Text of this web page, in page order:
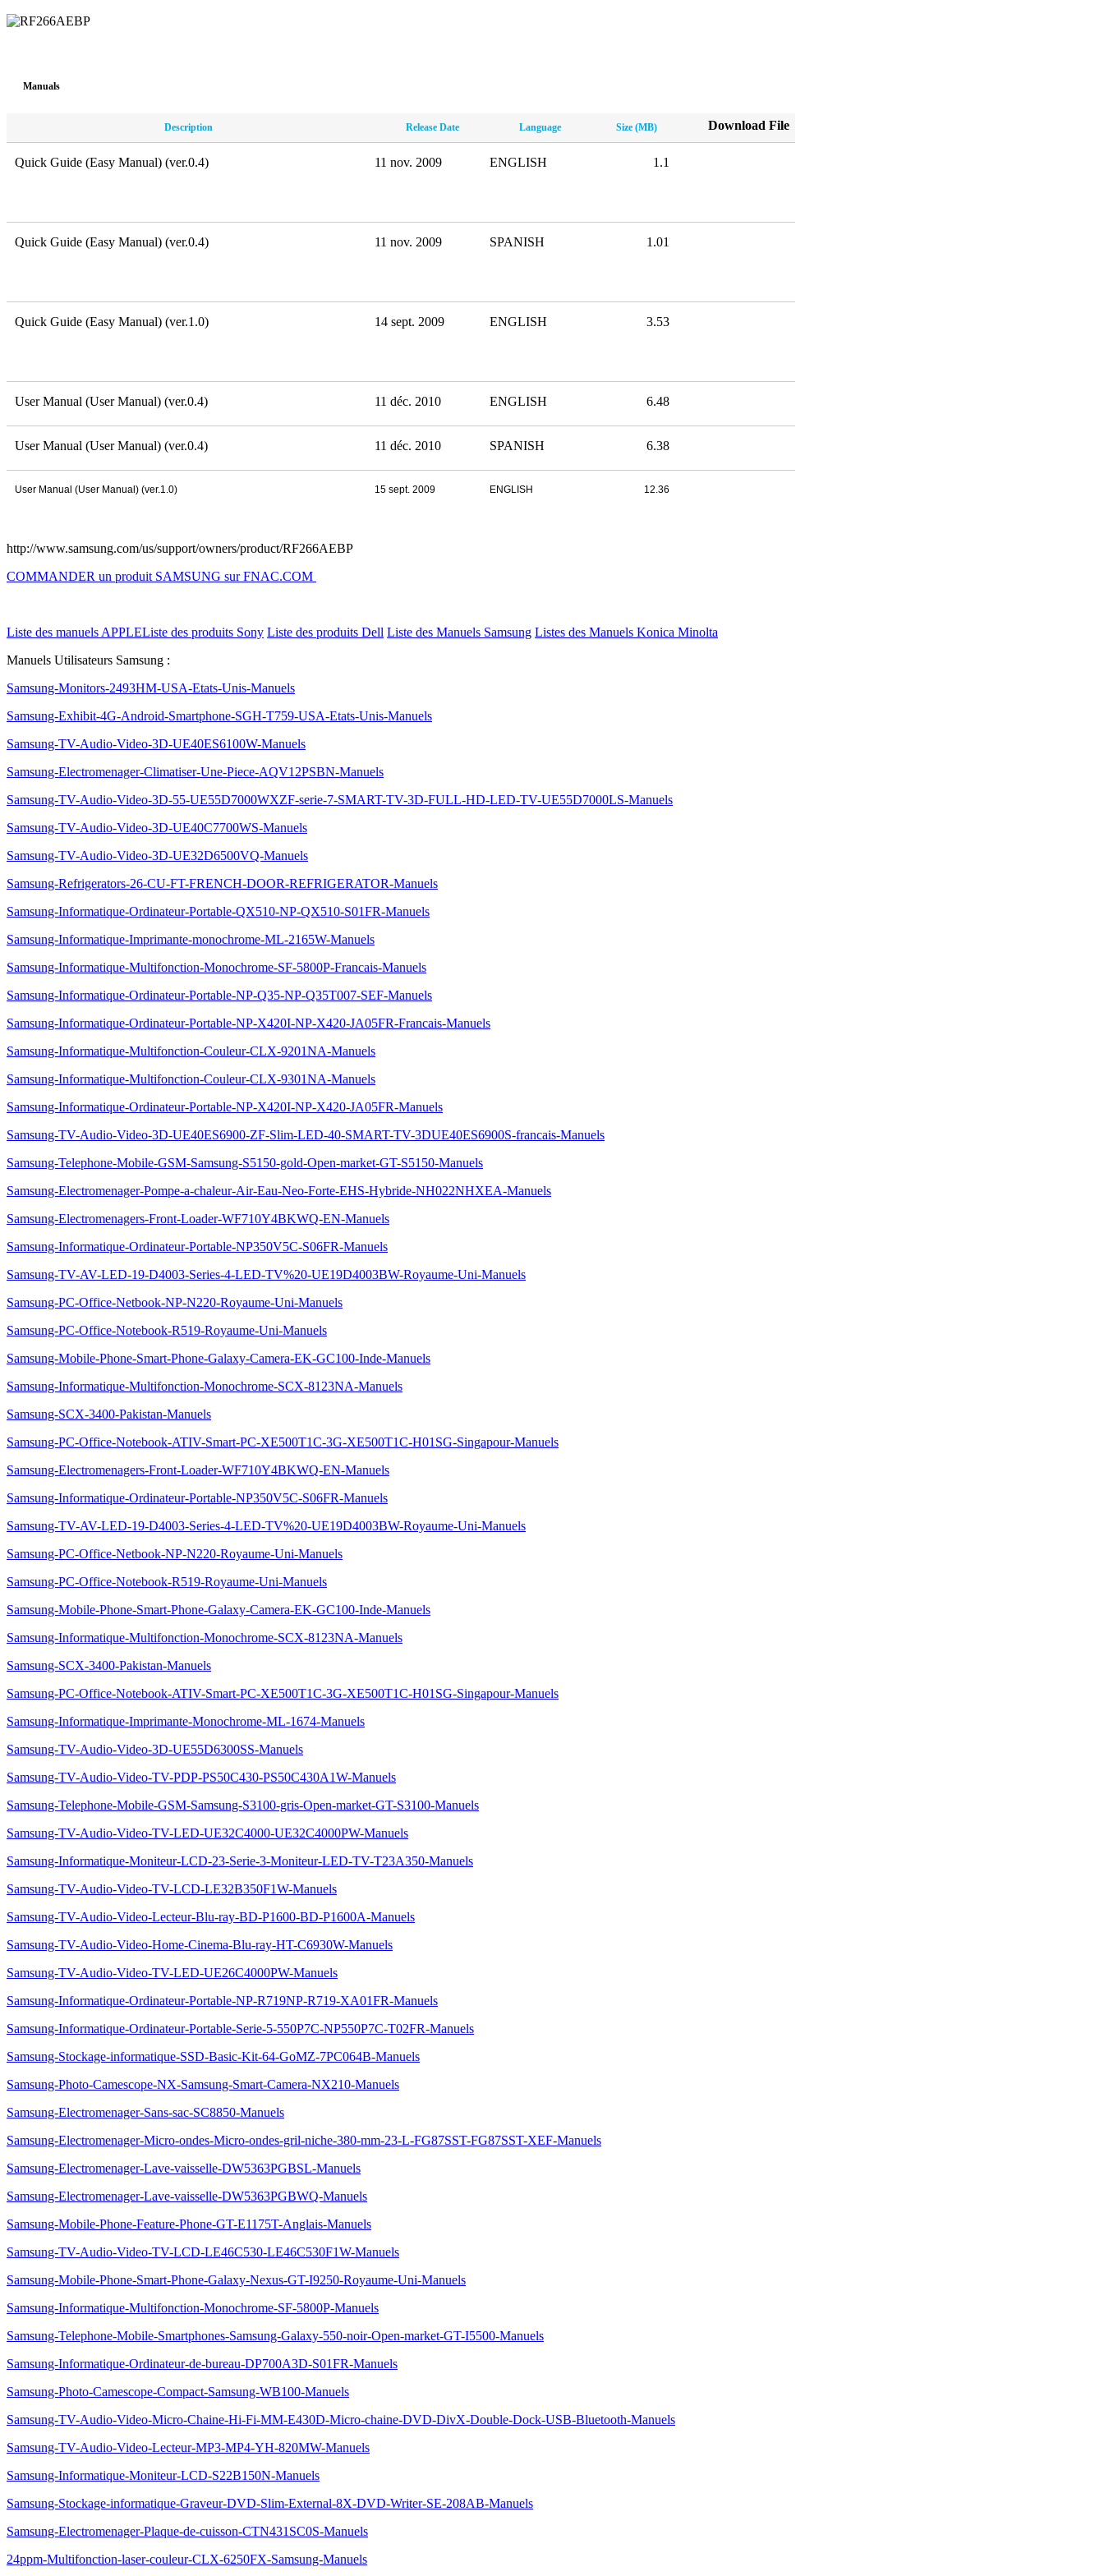
Manuals
Description Release Date Language Size (MB) Download File
Quick Guide (Easy Manual) (ver.0.4) 11 nov. 2009 ENGLISH 1.1
Quick Guide (Easy Manual) (ver.0.4) 11 nov. 2009 SPANISH 1.01
Quick Guide (Easy Manual) (ver.1.0) 14 sept. 2009 ENGLISH 3.53
User Manual (User Manual) (ver.0.4) 11 déc. 2010 ENGLISH 6.48
User Manual (User Manual) (ver.0.4) 11 déc. 2010 SPANISH 6.38
User Manual (User Manual) (ver.1.0) 15 sept. 2009 ENGLISH 12.36
http://www.samsung.com/us/support/owners/product/RF266AEBP
COMMANDER un produit SAMSUNG sur FNAC.COM
Liste des manuels APPLEListe des produits Sony Liste des produits Dell Liste des Manuels Samsung Listes des Manuels Konica Minolta
Manuels Utilisateurs Samsung :
Samsung-Monitors-2493HM-USA-Etats-Unis-Manuels
Samsung-Exhibit-4G-Android-Smartphone-SGH-T759-USA-Etats-Unis-Manuels
Samsung-TV-Audio-Video-3D-UE40ES6100W-Manuels
Samsung-Electromenager-Climatiser-Une-Piece-AQV12PSBN-Manuels
Samsung-TV-Audio-Video-3D-55-UE55D7000WXZF-serie-7-SMART-TV-3D-FULL-HD-LED-TV-UE55D7000LS-Manuels
Samsung-TV-Audio-Video-3D-UE40C7700WS-Manuels
Samsung-TV-Audio-Video-3D-UE32D6500VQ-Manuels
Samsung-Refrigerators-26-CU-FT-FRENCH-DOOR-REFRIGERATOR-Manuels
Samsung-Informatique-Ordinateur-Portable-QX510-NP-QX510-S01FR-Manuels
Samsung-Informatique-Imprimante-monochrome-ML-2165W-Manuels
Samsung-Informatique-Multifonction-Monochrome-SF-5800P-Francais-Manuels
Samsung-Informatique-Ordinateur-Portable-NP-Q35-NP-Q35T007-SEF-Manuels
Samsung-Informatique-Ordinateur-Portable-NP-X420I-NP-X420-JA05FR-Francais-Manuels
Samsung-Informatique-Multifonction-Couleur-CLX-9201NA-Manuels
Samsung-Informatique-Multifonction-Couleur-CLX-9301NA-Manuels
Samsung-Informatique-Ordinateur-Portable-NP-X420I-NP-X420-JA05FR-Manuels
Samsung-TV-Audio-Video-3D-UE40ES6900-ZF-Slim-LED-40-SMART-TV-3DUE40ES6900S-francais-Manuels
Samsung-Telephone-Mobile-GSM-Samsung-S5150-gold-Open-market-GT-S5150-Manuels
Samsung-Electromenager-Pompe-a-chaleur-Air-Eau-Neo-Forte-EHS-Hybride-NH022NHXEA-Manuels
Samsung-Electromenagers-Front-Loader-WF710Y4BKWQ-EN-Manuels
Samsung-Informatique-Ordinateur-Portable-NP350V5C-S06FR-Manuels
Samsung-TV-AV-LED-19-D4003-Series-4-LED-TV%20-UE19D4003BW-Royaume-Uni-Manuels
Samsung-PC-Office-Netbook-NP-N220-Royaume-Uni-Manuels
Samsung-PC-Office-Notebook-R519-Royaume-Uni-Manuels
Samsung-Mobile-Phone-Smart-Phone-Galaxy-Camera-EK-GC100-Inde-Manuels
Samsung-Informatique-Multifonction-Monochrome-SCX-8123NA-Manuels
Samsung-SCX-3400-Pakistan-Manuels
Samsung-PC-Office-Notebook-ATIV-Smart-PC-XE500T1C-3G-XE500T1C-H01SG-Singapour-Manuels
Samsung-Electromenagers-Front-Loader-WF710Y4BKWQ-EN-Manuels
Samsung-Informatique-Ordinateur-Portable-NP350V5C-S06FR-Manuels
Samsung-TV-AV-LED-19-D4003-Series-4-LED-TV%20-UE19D4003BW-Royaume-Uni-Manuels
Samsung-PC-Office-Netbook-NP-N220-Royaume-Uni-Manuels
Samsung-PC-Office-Notebook-R519-Royaume-Uni-Manuels
Samsung-Mobile-Phone-Smart-Phone-Galaxy-Camera-EK-GC100-Inde-Manuels
Samsung-Informatique-Multifonction-Monochrome-SCX-8123NA-Manuels
Samsung-SCX-3400-Pakistan-Manuels
Samsung-PC-Office-Notebook-ATIV-Smart-PC-XE500T1C-3G-XE500T1C-H01SG-Singapour-Manuels
Samsung-Informatique-Imprimante-Monochrome-ML-1674-Manuels
Samsung-TV-Audio-Video-3D-UE55D6300SS-Manuels
Samsung-TV-Audio-Video-TV-PDP-PS50C430-PS50C430A1W-Manuels
Samsung-Telephone-Mobile-GSM-Samsung-S3100-gris-Open-market-GT-S3100-Manuels
Samsung-TV-Audio-Video-TV-LED-UE32C4000-UE32C4000PW-Manuels
Samsung-Informatique-Moniteur-LCD-23-Serie-3-Moniteur-LED-TV-T23A350-Manuels
Samsung-TV-Audio-Video-TV-LCD-LE32B350F1W-Manuels
Samsung-TV-Audio-Video-Lecteur-Blu-ray-BD-P1600-BD-P1600A-Manuels
Samsung-TV-Audio-Video-Home-Cinema-Blu-ray-HT-C6930W-Manuels
Samsung-TV-Audio-Video-TV-LED-UE26C4000PW-Manuels
Samsung-Informatique-Ordinateur-Portable-NP-R719NP-R719-XA01FR-Manuels
Samsung-Informatique-Ordinateur-Portable-Serie-5-550P7C-NP550P7C-T02FR-Manuels
Samsung-Stockage-informatique-SSD-Basic-Kit-64-GoMZ-7PC064B-Manuels
Samsung-Photo-Camescope-NX-Samsung-Smart-Camera-NX210-Manuels
Samsung-Electromenager-Sans-sac-SC8850-Manuels
Samsung-Electromenager-Micro-ondes-Micro-ondes-gril-niche-380-mm-23-L-FG87SST-FG87SST-XEF-Manuels
Samsung-Electromenager-Lave-vaisselle-DW5363PGBSL-Manuels
Samsung-Electromenager-Lave-vaisselle-DW5363PGBWQ-Manuels
Samsung-Mobile-Phone-Feature-Phone-GT-E1175T-Anglais-Manuels
Samsung-TV-Audio-Video-TV-LCD-LE46C530-LE46C530F1W-Manuels
Samsung-Mobile-Phone-Smart-Phone-Galaxy-Nexus-GT-I9250-Royaume-Uni-Manuels
Samsung-Informatique-Multifonction-Monochrome-SF-5800P-Manuels
Samsung-Telephone-Mobile-Smartphones-Samsung-Galaxy-550-noir-Open-market-GT-I5500-Manuels
Samsung-Informatique-Ordinateur-de-bureau-DP700A3D-S01FR-Manuels
Samsung-Photo-Camescope-Compact-Samsung-WB100-Manuels
Samsung-TV-Audio-Video-Micro-Chaine-Hi-Fi-MM-E430D-Micro-chaine-DVD-DivX-Double-Dock-USB-Bluetooth-Manuels
Samsung-TV-Audio-Video-Lecteur-MP3-MP4-YH-820MW-Manuels
Samsung-Informatique-Moniteur-LCD-S22B150N-Manuels
Samsung-Stockage-informatique-Graveur-DVD-Slim-External-8X-DVD-Writer-SE-208AB-Manuels
Samsung-Electromenager-Plaque-de-cuisson-CTN431SC0S-Manuels
24ppm-Multifonction-laser-couleur-CLX-6250FX-Samsung-Manuels